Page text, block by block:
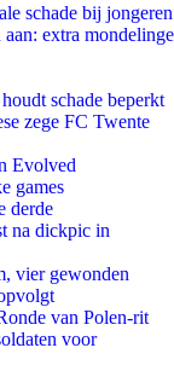
schade bij jongeren
extra mondelinge
schade beperkt
zege FC Twente
Evolved
games
derde
na dickpic in
vier gewonden
van Polen-rit
voor